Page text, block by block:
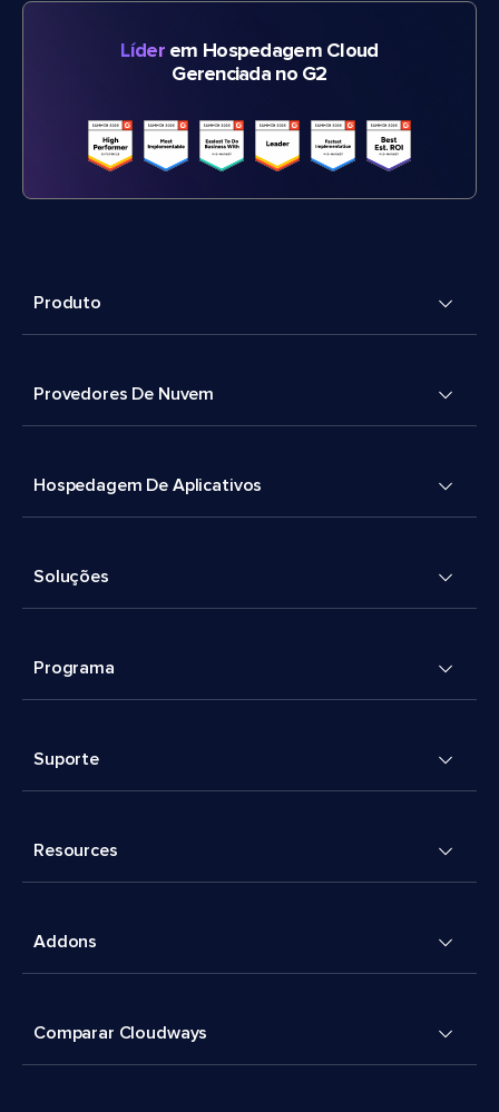
Líderem Hospedagem Cloud
Gerenciada no G2
Produto
Provedores De Nuvem
Hospedagem De Aplicativos
Soluções
Programa
Suporte
Resources
Addons
Comparar Cloudways